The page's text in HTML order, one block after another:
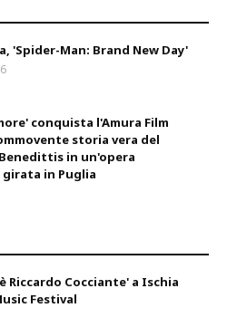
'Spider-Man: Brand New Day'
conquista l'Amura Film
storia vera del
in un'opera
in Puglia
Riccardo Cocciante' a Ischia
Festival